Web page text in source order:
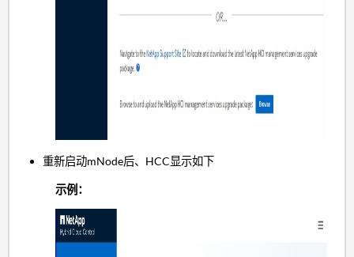
重新启动mNode后、HCC显示如下
示例：